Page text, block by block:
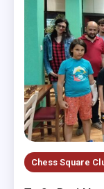
Chess Square